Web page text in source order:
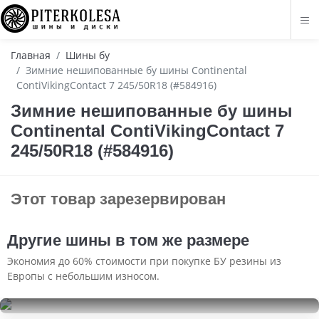
Главная
Шины бу
Зимние нешипованные бу шины Continental
ContiVikingContact 7 245/50R18 (#584916)
Зимние нешипованные бу шины
Continental ContiVikingContact 7
245/50R18 (#584916)
Этот товар зарезервирован
Другие шины в том же размере
Экономия до 60% стоимости при покупке БУ резины из
Европы с небольшим износом.